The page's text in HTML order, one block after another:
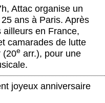
Attac organise un
ans à Paris. Après
ailleurs en France,
camarades de lutte
(20e arr.), pour une